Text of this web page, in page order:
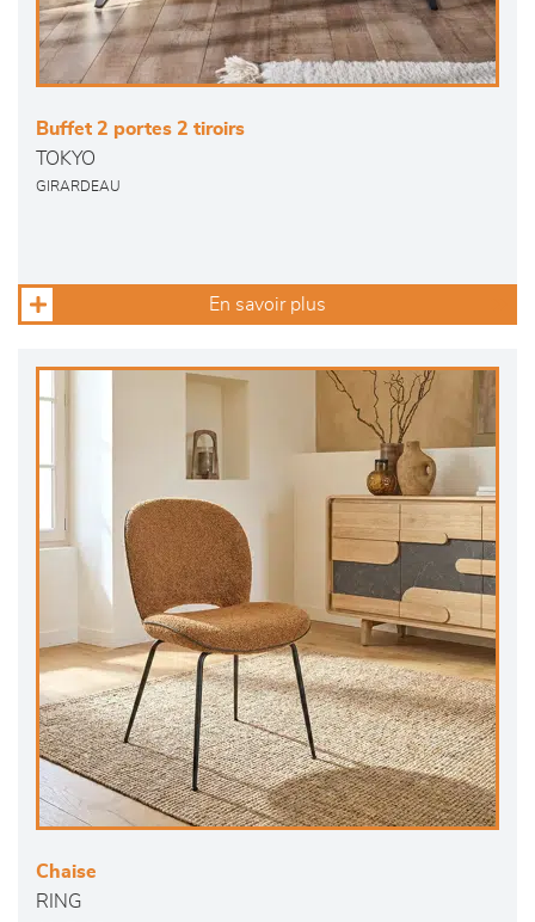
Buffet 2 portes 2 tiroirs
TOKYO
GIRARDEAU
En savoir plus
Chaise
RING